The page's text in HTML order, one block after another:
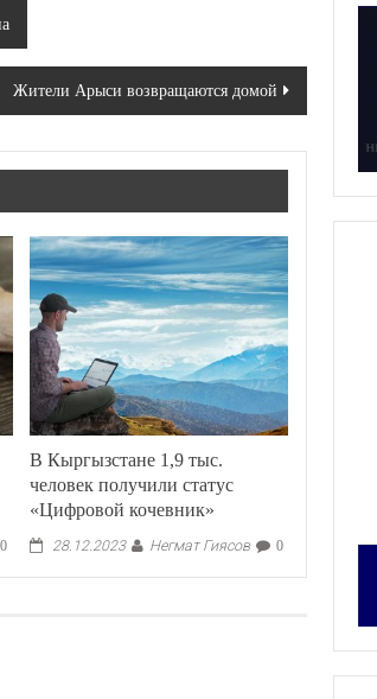
Жители Арыси возвращаются домой
0
В Кыргызстане 1,9 тыс.
человек получили статус
«Цифровой кочевник»
28.12.2023 Негмат Гиясов 0